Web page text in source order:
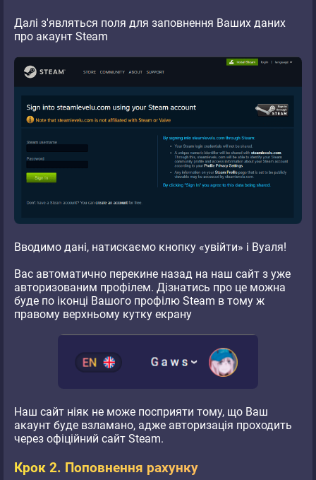
Далі з'являться поля для заповнення Ваших даних
про акаунт Steam
Вводимо дані, натискаємо кнопку «увійти» і Вуаля!
Вас автоматично перекине назад на наш сайт з уже
авторизованим профілем. Дізнатись про це можна
буде по іконці Вашого профілю Steam в тому ж
правому верхньому кутку екрану
Наш сайт ніяк не може посприяти тому, що Ваш
акаунт буде взламано, адже авторизація проходить
через офіційний сайт Steam.
Крок 2. Поповнення рахунку